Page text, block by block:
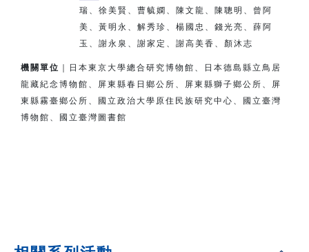
瑞、徐美賢、曹毓嫻、陳文龍、陳聰明、曾阿
美、 黃明永、解秀珍、楊國忠、錢光亮、薛阿
玉、謝永泉、謝家定、 謝高美香、顏沐志
機關單位
｜日本東京大學總合研究博物館、日本德島縣立鳥居
龍藏紀念博物館、 屏東縣春日鄉公所、屏東縣獅子鄉公所、 屏
東縣霧臺鄉公所、
國立政治大學原住民族研究中心、國立臺灣
博物館、國立臺灣圖書館